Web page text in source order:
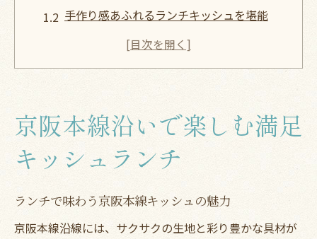
手作り感あふれるランチキッシュを堪能
京阪本線ランチで話題のキッシュメニュー
サクサク感が魅力のランチキッシュ特集
サクサク食感のランチキッシュを徹底比較
京阪本線で楽しむ絶品ランチキッシュ体験
べ
手作りキッシュのランチが人気の理由
京阪本線沿いで楽しむ満足
キッシュランチ
ランチで味わう京阪本線キッシュの魅力
京阪本線沿線には、サクサクの生地と彩り豊かな具材が